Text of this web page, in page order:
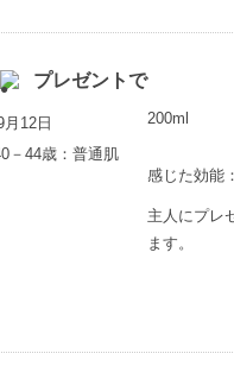
プレゼントで
12日
44歳：普通肌
200ml
感じた効能
主人にプレ
ます。